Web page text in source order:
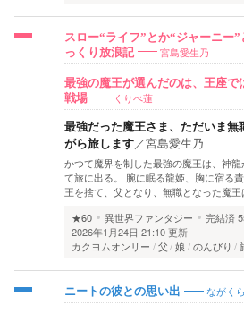
スロー“ライフ”とか“ジャーニー
っくり放浪記
宮島愛生乃
最強の魔王が選んだのは、王座で
戦場
くりべ蓮
最強だった魔王さま、ただいま
がら旅します／宮島愛生乃
かつて魔界を制した最強の魔王は、神
て旅に出る。 腕に眠る龍姫、胸に宿る
王を捨て、父となり、無職となった魔
★60
異世界ファンタジー 完結済
2026年1月24日 21:10 更新
カクヨムオンリー
父 娘 のんびり
ニートの彼との思い出 ながく